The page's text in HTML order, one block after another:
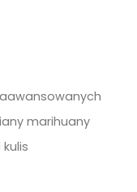
marihuany